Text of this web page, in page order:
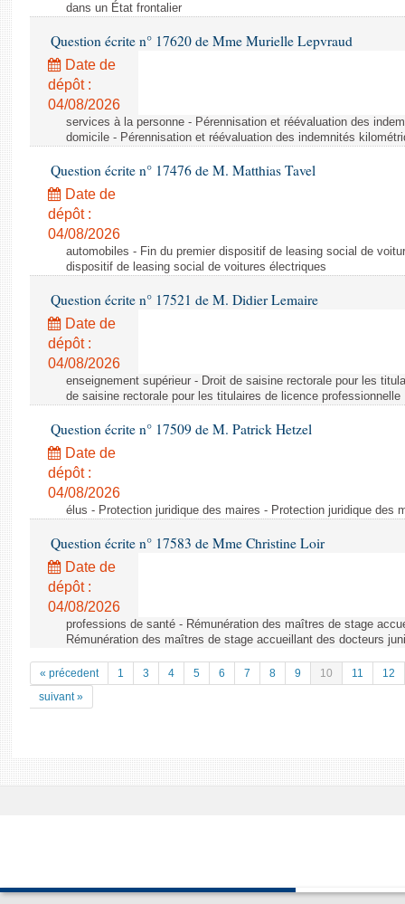
dans un État frontalier
Question écrite n° 17620 de Mme Murielle Lepvraud
Date de
dépôt :
04/08/2026
services à la personne - Pérennisation et réévaluation des
domicile - Pérennisation et réévaluation des indemnités
Question écrite n° 17476 de M. Matthias Tavel
Date de
dépôt :
04/08/2026
automobiles - Fin du premier dispositif de leasing social de
dispositif de leasing social de voitures électriques
Question écrite n° 17521 de M. Didier Lemaire
Date de
dépôt :
04/08/2026
enseignement supérieur - Droit de saisine rectorale pour les
de saisine rectorale pour les titulaires de licence professionnelle
Question écrite n° 17509 de M. Patrick Hetzel
Date de
dépôt :
04/08/2026
élus - Protection juridique des maires - Protection juridique des
Question écrite n° 17583 de Mme Christine Loir
Date de
dépôt :
04/08/2026
professions de santé - Rémunération des maîtres de stage
Rémunération des maîtres de stage accueillant des docteurs
« précedent 1 3 4 5 6 7 8 9 10 11
12
suivant »